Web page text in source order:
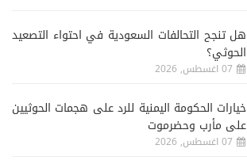
هل تنجح التحالفات السعودية في احتواء التصعيد
الحوثي؟
07 اغسطس, 2026
خيارات الحكومة اليمنية للرد على هجمات الحوثيين
على مأرب وحضرموت
07 اغسطس, 2026